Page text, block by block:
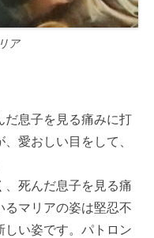
ア
だ息子を見る痛みに打
愛おしい目をして、
、死んだ息子を見る痛
るマリアの姿は堅忍不
しい姿です。パトロン